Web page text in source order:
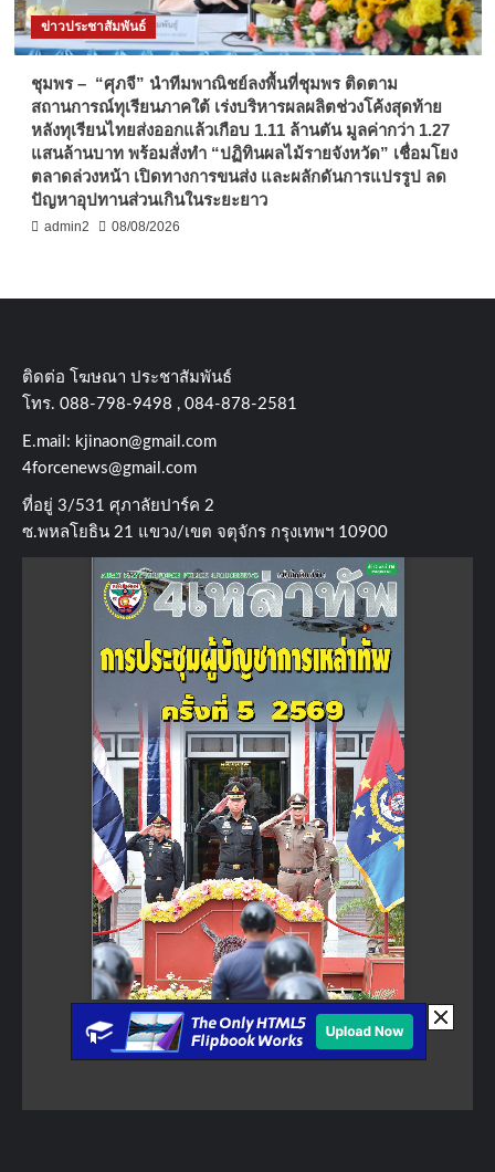
ข่าวประชาสัมพันธ์
ชุมพร – “ศุภจี” นำทีมพาณิชย์ลงพื้นที่ชุมพร ติดตาม
สถานการณ์ทุเรียนภาคใต้ เร่งบริหารผลผลิตช่วงโค้งสุดท้าย
หลังทุเรียนไทยส่งออกแล้วเกือบ 1.11 ล้านตัน มูลค่ากว่า 1.27
แสนล้านบาท พร้อมสั่งทำ “ปฏิทินผลไม้รายจังหวัด” เชื่อมโยง
ตลาดล่วงหน้า เปิดทางการขนส่ง และผลักดันการแปรรูป ลด
ปัญหาอุปทานส่วนเกินในระยะยาว
admin2 08/08/2026
ติดต่อ​ โฆษณา​ ประชาสัมพันธ์
โทร​. 088-798-9498 , 084-878-2581
E.mail: kjinaon@gmail.com
4forcenews@gmail.com
ที่อยู่​ 3/531​ ศุภาลัยปาร์ค​ 2
ซ.พหลโยธิน​ 21​ แขวง/เขต​ จตุจักร​ กรุงเทพฯ 10900